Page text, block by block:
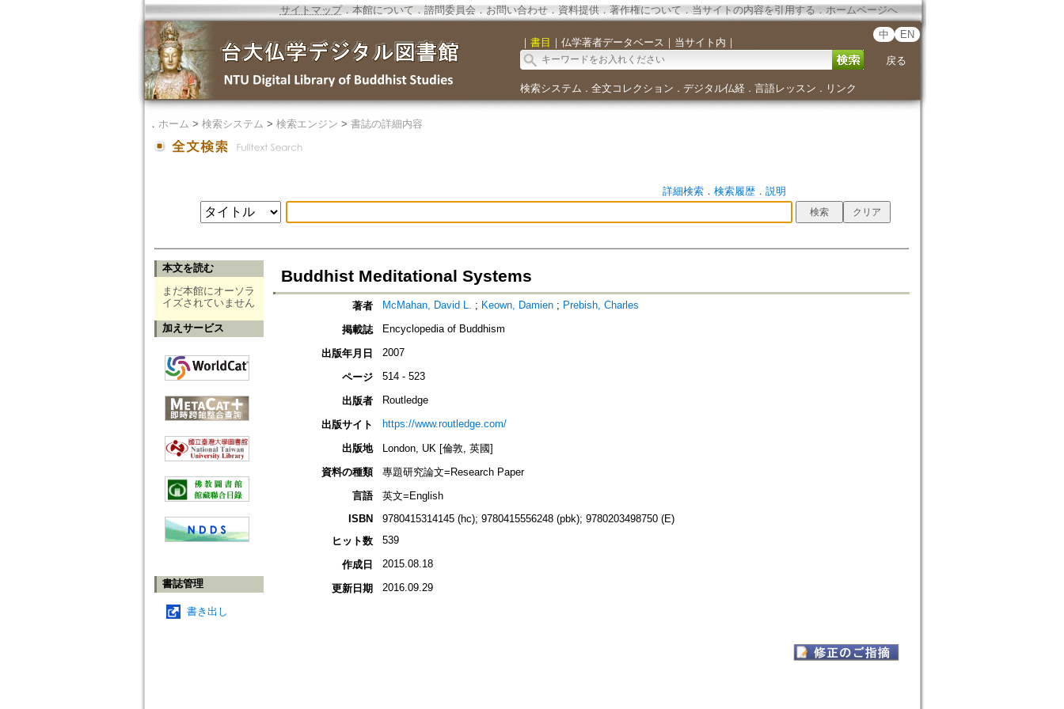
サイトマップ．本館について ． 諮問委員会． お問い合わせ． 資料提供． 著作権について．当サイトの内容を引用する ． ホームページへ
｜ 書目 ｜ 仏学著者データベース ｜ 当サイト内 ｜
中 EN
戻る
検索システム ． 全文コレクション ． デジタル仏経． 言語レッスン ． リンク
． ホーム > 検索システム > 検索エンジン > 書誌の詳細内容
詳細検索． 検索履歴． 説明
本文を読む
まだ本館にオーソラ
イズされていません
加えサービス
書誌管理
書き出し
Buddhist Meditational Systems
著者 McMahan, David L. ; Keown, Damien; Prebish, Charles
掲載誌 Encyclopedia of Buddhism
出版年月日 2007
ページ 514 - 523
出版者 Routledge
出版サイト https://www.routledge.com/
出版地
London, UK [倫敦, 英國]
資料の種類
專題研究論文=Research Paper
言語
英文=English
ISBN
9780415314145 (hc); 9780415556248 (pbk); 9780203498750 (E)
ヒット数
539
作成日 2015.08.18
更新日期 2016.09.29